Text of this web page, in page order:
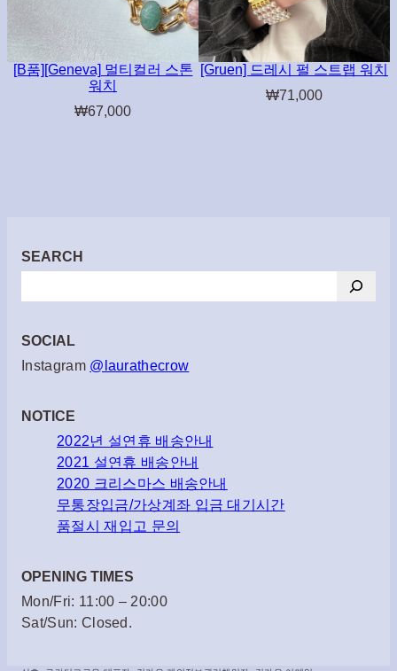
[B품][Geneva] 멀티컬러 스톤
워치
₩67,000
[Gruen] 드레시 펄 스트랩 워치
₩71,000
SEARCH
색
SOCIAL
Instagram @laurathecrow
NOTICE
2022년 설연휴 배송안내
2021 설연휴 배송안내
2020 크리스마스 배송안내
무통장입금/가상계좌 입금 대기시간
품절시 재입고 문의
OPENING TIMES
Mon/Fri: 11:00 – 20:00
Sat/Sun: Closed.